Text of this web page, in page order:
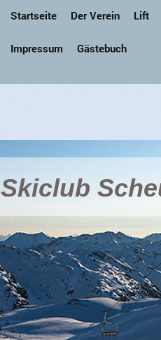
Startseite Der Verein Lift
Impressum Gästebuch
Skiclub